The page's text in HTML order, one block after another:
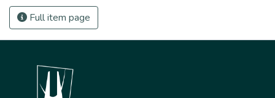
Full item page